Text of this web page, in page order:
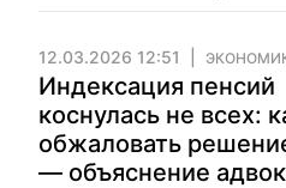
12.03.2026 12:51
Индексация пенсий
коснулась не всех:
обжаловать
— объяснение